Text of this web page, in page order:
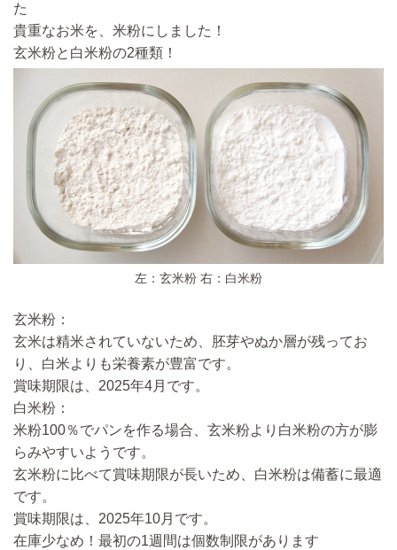
た
貴重なお米を、米粉にしました！
玄米粉と白米粉の2種類！
左：玄米粉 右：白米粉
玄米粉：
玄米は精米されていないため、胚芽やぬか層が残ってお
り、白米よりも栄養素が豊富です。
賞味期限は、2025年4月です。
白米粉：
米粉100％でパンを作る場合、玄米粉より白米粉の方が膨
らみやすいようです。
玄米粉に比べて賞味期限が長いため、白米粉は備蓄に最適
です。
賞味期限は、2025年10月です。
在庫少なめ！最初の1週間は個数制限があります